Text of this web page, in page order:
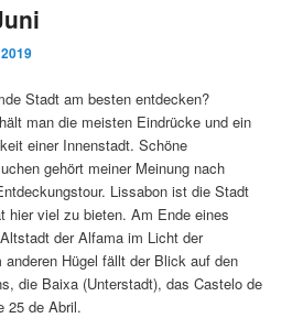
Stadt am besten entdecken?
man die meisten Eindrücke und ein
einer Innenstadt. Schöne
gehört meiner Meinung nach
Lissabon ist die Stadt
hier viel zu bieten. Am Ende eines
der Alfama im Licht der
anderen Hügel fällt der Blick auf den
die Baixa (Unterstadt), das Castelo de
25 de Abril.